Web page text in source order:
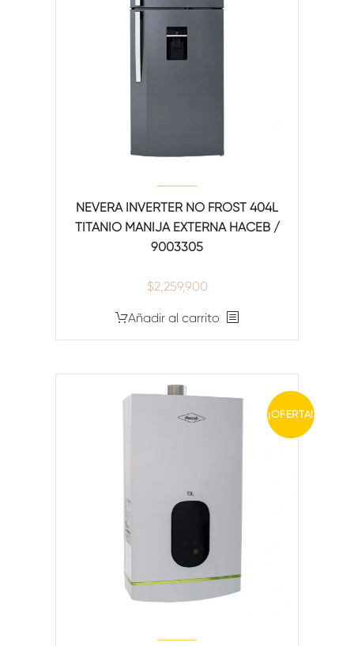
NEVERA INVERTER NO FROST 404L
TITANIO MANIJA EXTERNA HACEB /
9003305
$2,259,900
Añadir al carrito
¡OFERTA!